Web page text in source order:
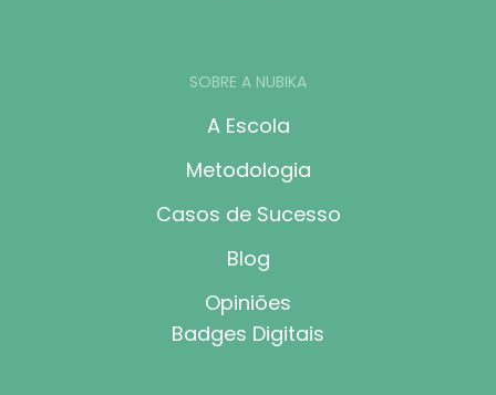
SOBRE A NUBIKA
A Escola
Metodologia
Casos de Sucesso
Blog
Opiniões
Badges Digitais